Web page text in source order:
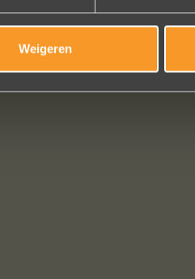
Weigeren